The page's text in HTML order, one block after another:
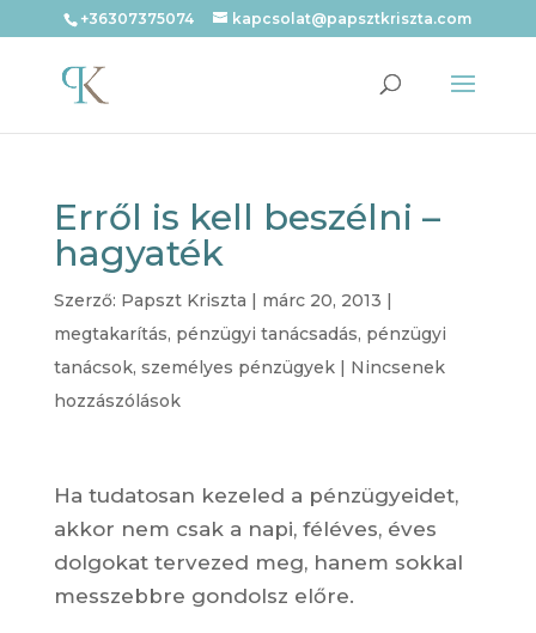
+36307375074 kapcsolat@papsztkriszta.com
Erről is kell beszélni –
hagyaték
Szerző: Papszt Kriszta | márc 20, 2013 |
megtakarítás, pénzügyi tanácsadás, pénzügyi
tanácsok, személyes pénzügyek| Nincsenek
hozzászólások
Ha tudatosan kezeled a pénzügyeidet,
akkor nem csak a napi, féléves, éves
dolgokat tervezed meg, hanem sokkal
messzebbre gondolsz előre.